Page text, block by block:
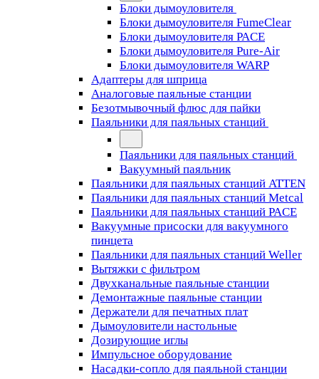
Блоки дымоуловителя
Блоки дымоуловителя FumeClear
Блоки дымоуловителя PACE
Блоки дымоуловителя Pure-Air
Блоки дымоуловителя WARP
Адаптеры для шприца
Аналоговые паяльные станции
Безотмывочный флюс для пайки
Паяльники для паяльных станций
Паяльники для паяльных станций
Вакуумный паяльник
Паяльники для паяльных станций ATTEN
Паяльники для паяльных станций Metcal
Паяльники для паяльных станций PACE
Вакуумные присоски для вакуумного
пинцета
Паяльники для паяльных станций Weller
Вытяжки с фильтром
Двухканальные паяльные станции
Демонтажные паяльные станции
Держатели для печатных плат
Дымоуловители настольные
Дозирующие иглы
Импульсное оборудование
Насадки-сопло для паяльной станции